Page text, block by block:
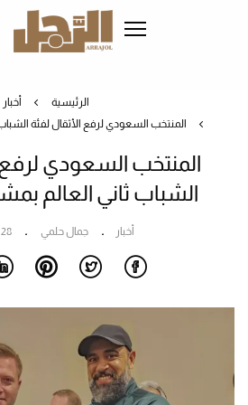
الرئيسية
أخبار
المنتخب السعودي لرفع الأثقال لفئة الشباب
المنتخب السعودي لرفع
الشباب ثاني العالم بمشاركة
أخبار جمال حلمي 28 مايو 2024